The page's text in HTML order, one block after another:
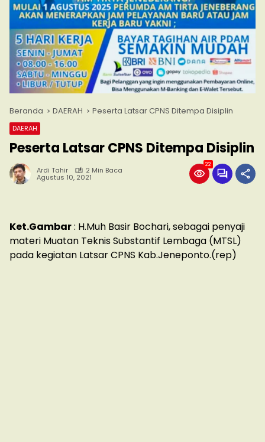
Beranda DAERAH Peserta Latsar CPNS Ditempa Disiplin
DAERAH
Peserta Latsar CPNS Ditempa Disiplin
Ardi Tahir 2 Min Baca
Agustus 10, 2021
22
Ket.Gambar: H.Muh Basir Bochari, sebagai penyaji
materi Muatan Teknis Substantif Lembaga (MTSL)
pada kegiatan Latsar CPNS Kab.Jeneponto.(rep)